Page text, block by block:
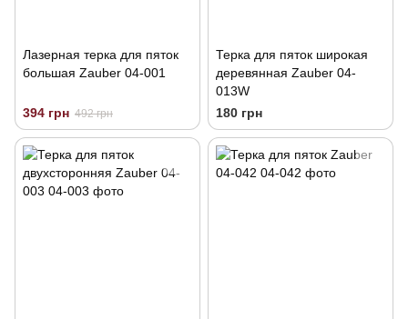
Лазерная терка для пяток
большая Zauber 04-001
394 грн 492 грн
Терка для пяток широкая
деревянная Zauber 04-
013W
180 грн